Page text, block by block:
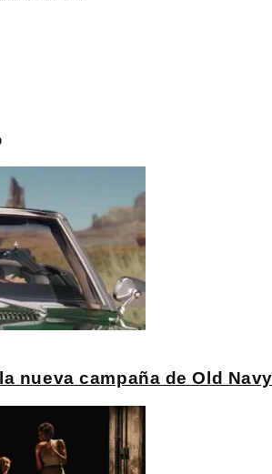
nueva campaña de Old